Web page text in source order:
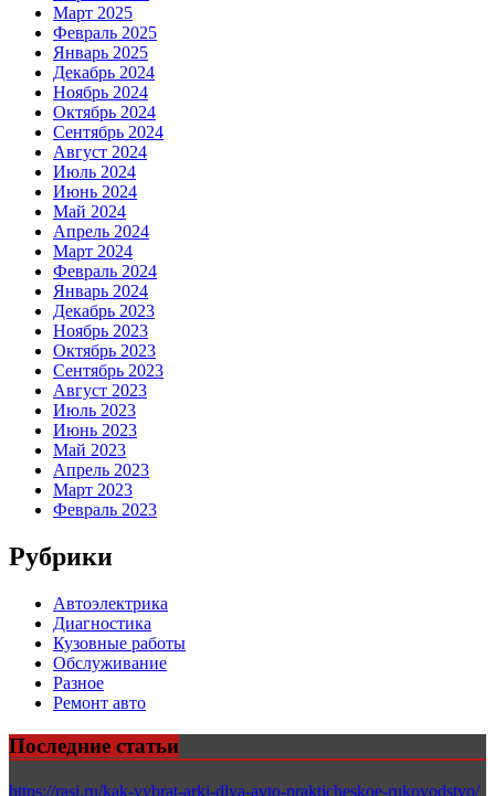
Март 2025
Февраль 2025
Январь 2025
Декабрь 2024
Ноябрь 2024
Октябрь 2024
Сентябрь 2024
Август 2024
Июль 2024
Июнь 2024
Май 2024
Апрель 2024
Март 2024
Февраль 2024
Январь 2024
Декабрь 2023
Ноябрь 2023
Октябрь 2023
Сентябрь 2023
Август 2023
Июль 2023
Июнь 2023
Май 2023
Апрель 2023
Март 2023
Февраль 2023
Рубрики
Автоэлектрика
Диагностика
Кузовные работы
Обслуживание
Разное
Ремонт авто
Последние статьи
https://rasi.ru/kak-vybrat-arki-dlya-avto-prakticheskoe-rukovodstvo/